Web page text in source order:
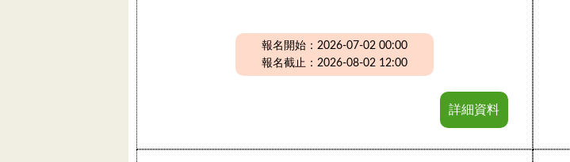
報名開始：2026-07-02 00:00
報名截止：2026-08-02 12:00
詳細資料